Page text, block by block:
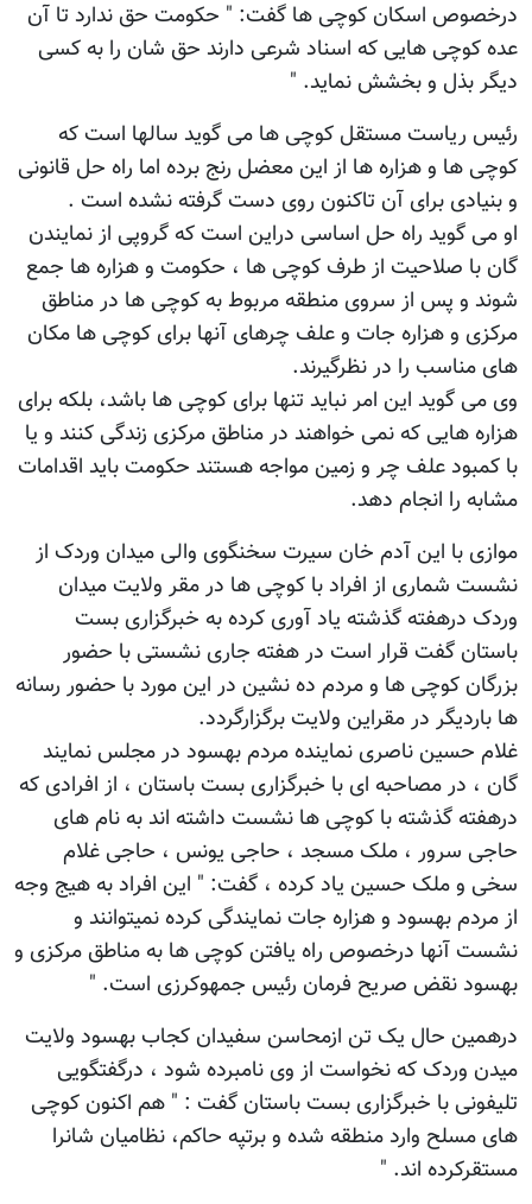
درخصوص اسکان کوچی ها گفت: " حکومت حق ندارد تا آن
عده کوچی هایی که اسناد شرعی دارند حق شان را به کسی
دیگر بذل و بخشش نماید. "
رئیس ریاست مستقل کوچی ها می گوید سالها است که
کوچی ها و هزاره ها از این معضل رنج برده اما راه حل قانونی
و بنیادی برای آن تاکنون روی دست گرفته نشده است .
او می گوید راه حل اساسی دراین است که گروپی از نمایندن
گان با صلاحیت از طرف کوچی ها ، حکومت و هزاره ها جمع
شوند و پس از سروی منطقه مربوط به کوچی ها در مناطق
مرکزی و هزاره جات و علف چرهای آنها برای کوچی ها مکان
های مناسب را در نظرگیرند.
وی می گوید این امر نباید تنها برای کوچی ها باشد، بلکه برای
هزاره هایی که نمی خواهند در مناطق مرکزی زندگی کنند و یا
با کمبود علف چر و زمین مواجه هستند حکومت باید اقدامات
مشابه را انجام دهد.
موازی با این آدم خان سیرت سخنگوی والی میدان وردک از
نشست شماری از افراد با کوچی ها در مقر ولایت میدان
وردک درهفته گذشته یاد آوری کرده به خبرگزاری بست
باستان گفت قرار است در هفته جاری نشستی با حضور
بزرگان کوچی ها و مردم ده نشین در این مورد با حضور رسانه
ها باردیگر در مقراین ولایت برگزارگردد.
غلام حسین ناصری نماینده مردم بهسود در مجلس نمایند
گان ، در مصاحبه ای با خبرگزاری بست باستان ، از افرادی که
درهفته گذشته با کوچی ها نشست داشته اند به نام های
حاجی سرور ، ملک مسجد ، حاجی یونس ، حاجی غلام
سخی و ملک حسین یاد کرده ، گفت: " این افراد به هیج وجه
از مردم بهسود و هزاره جات نمایندگی کرده نمیتوانند و
نشست آنها درخصوص راه یافتن کوچی ها به مناطق مرکزی و
بهسود نقض صریح فرمان رئیس جمهوکرزی است. "
درهمین حال یک تن ازمحاسن سفیدان کجاب بهسود ولایت
میدن وردک که نخواست از وی نامبرده شود ، درگفتگویی
تلیفونی با خبرگزاری بست باستان گفت : " هم اکنون کوچی
های مسلح وارد منطقه شده و برتپه حاکم، نظامیان شانرا
مستقرکرده اند. "